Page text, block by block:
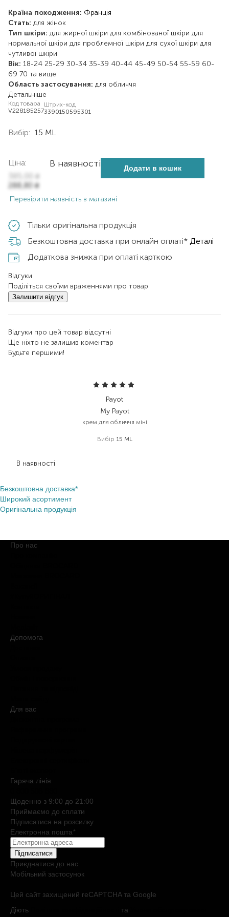
Країна походження: Франція
Стать: для жінок
Тип шкіри: для жирної шкіри для комбінованої шкіри для
нормальної шкіри для проблемної шкіри для сухої шкіри для
чутливої шкіри
Вік: 18-24 25-29 30-34 35-39 40-44 45-49 50-54 55-59 60-
69 70 та вище
Область застосування: для обличчя
Детальніше
Код товара
V228185257
Штрих-код
3390150595301
Вибір: 15 ML
Ціна:
₴
288,80₴
В наявності Додати в кошик
Перевірити наявність в магазині
Тільки оригінальна продукція
Безкоштовна доставка при онлайн оплаті* Деталі
Додаткова знижка при оплаті карткою
Відгуки
Поділіться своїми враженнями про товар
Залишити відгук
Відгуки про цей товар відсутні
Ще ніхто не залишив коментар
Будьте першими!
Payot
My Payot
крем для обличчя міні
Вибір 15 ML
В наявності
Безкоштовна доставка*
Широкий асортимент
Оригінальна продукція
Про нас
Допомога
Для вас
Гаряча лiнiя
Щоденно з 9:00 до 21:00
Приймаємо до сплати
Підписатися на розсилку
Електронна пошта*
Підписатися
Приєднатися до нас
Мобільний застосунок
Цей сайт захищений reCAPTCHA та Google
Діють
та